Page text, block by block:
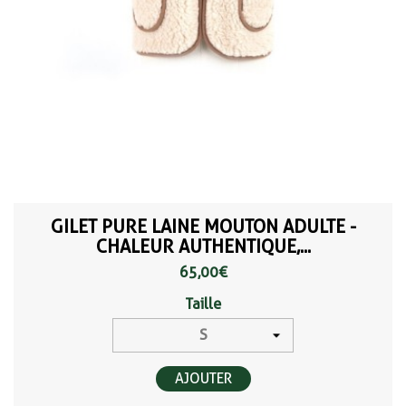
GILET PURE LAINE MOUTON ADULTE -
CHALEUR AUTHENTIQUE,...
65,00 €
Taille
AJOUTER